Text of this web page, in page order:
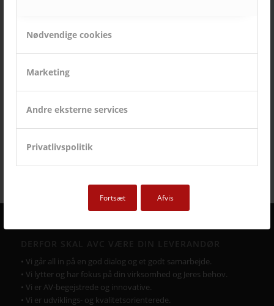
Nødvendige cookies
Marketing
Andre eksterne services
Privatlivspolitik
Fortsæt Afvis
Skæring Kirke
• Vi går all in på en god dialog og et godt samarbejde.
• Vi lytter og har fokus på din virksomhed og Jeres behov.
• Vi er AV-begejstrede og innovative.
• Vi er udviklings- og kvalitetsorienterede.